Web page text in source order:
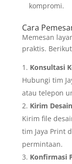
kompromi.
Cara
Memesan
praktis.
Konsultasi
Hubungi tim
atau telepon
Kirim Desain
Kirim file
tim Jaya Print
permintaan.
Konfirmasi